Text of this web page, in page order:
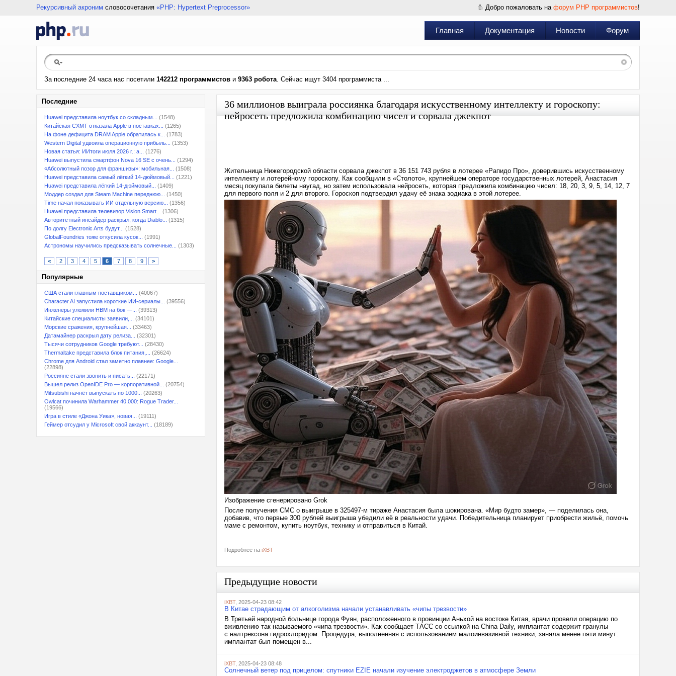
Рекурсивный акроним словосочетания «PHP: Hypertext Preprocessor» Добро пожаловать на форум PHP программистов!
Главная Документация Новости Форум
За последние 24 часа нас посетили 142212 программистов и 9363 робота. Сейчас ищут 3404 программиста ...
Последние
Huawei представила ноутбук со складным...
(1548)
Китайская CXMT отказала Apple в поставках...
(1265)
На фоне дефицита DRAM Apple обратилась к...
(1783)
Western Digital удвоила операционную прибыль...
(1353)
Новая статья: ИИтоги июля 2026 г.: а...
(1276)
Huawei выпустила смартфон Nova 16 SE с очень...
(1294)
«Абсолютный позор для франшизы»: мобильная...
(1508)
Huawei представила самый лёгкий 14-дюймовый...
(1221)
Huawei представила лёгкий 14-дюймовый...
(1409)
Моддер создал для Steam Machine переднюю...
(1450)
Time начал показывать ИИ отдельную версию...
(1356)
Huawei представила телевизор Vision Smart...
(1306)
Авторитетный инсайдер раскрыл, когда Diablo...
(1315)
По долгу Electronic Arts будут...
(1528)
GlobalFoundries тоже откусила кусок...
(1991)
Астрономы научились предсказывать солнечные...
(1303)
< 2 3 4 5 6 7 8 9 >
Популярные
США стали главным поставщиком...
(40067)
Character.AI запустила короткие ИИ-сериалы...
(39556)
Инженеры уложили HBM на бок —...
(39313)
Китайские специалисты заявили,...
(34101)
Морские сражения, крупнейшая...
(33463)
Датамайнер раскрыл дату релиза...
(32301)
Тысячи сотрудников Google требуют...
(28430)
Thermaltake представила блок питания,...
(26624)
Chrome для Android стал заметно плавнее: Google...
(22898)
Россияне стали звонить и писать...
(22171)
Вышел релиз OpenIDE Pro — корпоративной...
(20754)
Mitsubishi начнёт выпускать по 1000...
(20263)
Owlcat починила Warhammer 40,000: Rogue Trader...
(19566)
Игра в стиле «Джона Уика», новая...
(19111)
Геймер отсудил у Microsoft свой аккаунт...
(18189)
36 миллионов выиграла россиянка благодаря искусственному интеллекту и гороскопу:
нейросеть предложила комбинацию чисел и сорвала джекпот
Жительница Нижегородской области сорвала джекпот в 36 151 743 рубля в лотерее «Рапидо Про», доверившись искусственному
интеллекту и лотерейному гороскопу. Как сообщили в «Столото», крупнейшем операторе государственных лотерей, Анастасия
месяц покупала билеты наугад, но затем использовала нейросеть, которая предложила комбинацию чисел: 18, 20, 3, 9, 5, 14, 12, 7
для первого поля и 2 для второго. Гороскоп подтвердил удачу её знака зодиака в этой лотерее.
Изображение сгенерировано Grok
После получения СМС о выигрыше в 325497-м тираже Анастасия была шокирована. «Мир будто замер», — поделилась она,
добавив, что первые 300 рублей выигрыша убедили её в реальности удачи. Победительница планирует приобрести жильё, помочь
маме с ремонтом, купить ноутбук, технику и отправиться в Китай.
Подробнее на iXBT
Предыдущие новости
iXBT, 2025-04-23 08:42
В Китае страдающим от алкоголизма начали устанавливать «чипы трезвости»
В Третьей народной больнице города Фуян, расположенного в провинции Аньхой на востоке Китая, врачи провели операцию по
вживлению так называемого «чипа трезвости». Как сообщает ТАСС со ссылкой на China Daily, имплантат содержит гранулы
с налтрексона гидрохлоридом. Процедура, выполненная с использованием малоинвазивной техники, заняла менее пяти минут:
имплантат был помещен в...
iXBT, 2025-04-23 08:48
Солнечный ветер под прицелом: спутники EZIE начали изучение электроджетов в атмосфере Земли